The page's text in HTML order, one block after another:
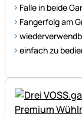
Falle in beide
Fangerfolg am
einfach zu